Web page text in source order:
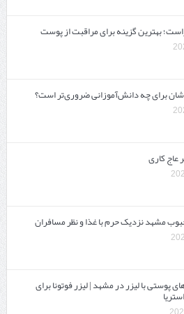
بهترین گزینه برای مراقبت از پوست
برای چه دانش‌آموزانی ضروری‌تر است؟
عاج کاری
پوستی با لیزر در مشهد | لیزر فوتونا برای